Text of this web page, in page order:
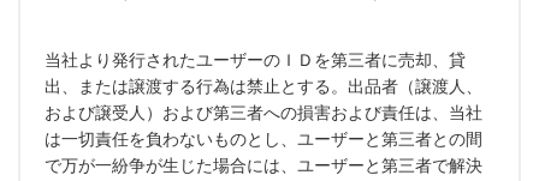
当社より発行されたユーザーのＩＤを第三者に売却、貸
出、または譲渡する行為は禁止とする。出品者（譲渡人、
および譲受人）および第三者への損害および責任は、当社
は一切責任を負わないものとし、ユーザーと第三者との間
で万が一紛争が生じた場合には、ユーザーと第三者で解決